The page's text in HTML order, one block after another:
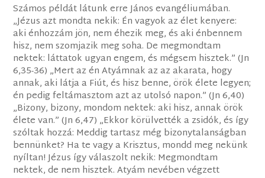
Számos példát látunk erre János evangéliumában.
„Jézus azt mondta nekik: Én vagyok az élet kenyere:
aki énhozzám jön, nem éhezik meg, és aki énbennem
hisz, nem szomjazik meg soha. De megmondtam
nektek: láttatok ugyan engem, és mégsem hisztek.” (Jn
6,35-36) „Mert az én Atyámnak az az akarata, hogy
annak, aki látja a Fiút, és hisz benne, örök élete legyen;
én pedig feltámasztom azt az utolsó napon.” (Jn 6,40)
„Bizony, bizony, mondom nektek: aki hisz, annak örök
élete van.” (Jn 6,47) „Ekkor körülvették a zsidók, és így
szóltak hozzá: Meddig tartasz még bizonytalanságban
bennünket? Ha te vagy a Krisztus, mondd meg nekünk
nyíltan! Jézus így válaszolt nekik: Megmondtam
nektek, de nem hisztek. Atyám nevében végzett